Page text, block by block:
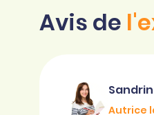
Avis de
Autrice